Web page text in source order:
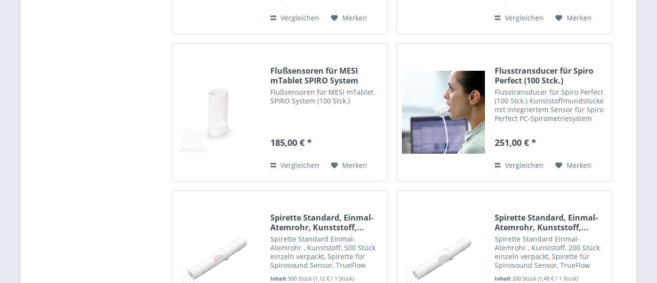
Vergleichen Merken Vergleichen Merken
Flußsensoren für MESI
mTablet SPIRO System
(100...
Flußsensoren für MESI mTablet
SPIRO System (100 Stck.)
185,00 € *
Vergleichen Merken
Flusstransducer für Spiro
Perfect (100 Stck.)
Flusstransducer für Spiro Perfect
(100 Stck.) Kunststoffmundstücke
mit integriertem Sensor für Spiro
Perfect PC-Spirometriesystem
251,00 € *
Vergleichen Merken
Spirette Standard, Einmal-
Atemrohr, Kunststoff,...
Spirette Standard Einmal-
Atemrohr , Kunststoff, 500 Stück
einzeln verpackt, Spirette für
Spirosound Sensor, TrueFlow
Inhalt500 Stück(1,12 € / 1 Stück)
Spirette Standard, Einmal-
Atemrohr, Kunststoff,...
Spirette Standard Einmal-
Atemrohr , Kunststoff, 200 Stück
einzeln verpackt, Spirette für
Spirosound Sensor, TrueFlow
Inhalt200 Stück(1,48 € / 1 Stück)